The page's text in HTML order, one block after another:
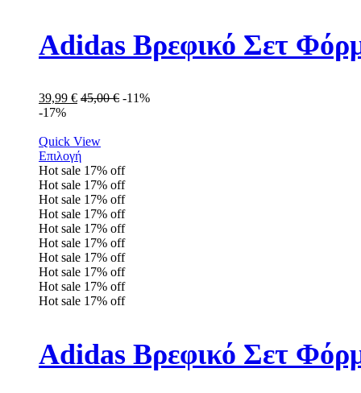
Adidas Βρεφικό Σετ
39,99 € 45,00€ -11%
-17%
Quick View
Επιλογή
Hot sale 17% off
Hot sale 17% off
Hot sale 17% off
Hot sale 17% off
Hot sale 17% off
Hot sale 17% off
Hot sale 17% off
Hot sale 17% off
Hot sale 17% off
Hot sale 17% off
Adidas Βρεφικό Σετ